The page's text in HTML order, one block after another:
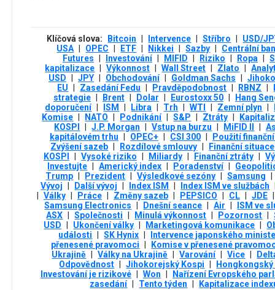
Klíčová slova: Bitcoin Intervence Stříbro
USD/
USA
OPEC ETF Nikkei Sazby
Centrální
Futures
Investování MIFID Riziko Ropa
kapitalizace
Výkonnost Wall Street Zlato
USD
JPY Obchodování Goldman Sachs
EU
Zasedání Fedu Pravděpodobnost RBNZ
strategie
Brent Dolar Eurostoxx 50
Hang
doporučení
ISM Libra Trh WTI Zemní plyn
Komise
NATO Podnikání S&P Ztráty
KOSPI
J.P. Morgan Vstup na burzu MiFID II
kapitálovém trhu
OPEC+ CSI 300
Použití
Zvýšení sazeb
Rozdílové smlouvy
Finanční situace
KOSPI
Vysoké riziko Miliardy Finanční ztráty
Investujte
Americký index Poradenství
Trump
Prezident Výsledkové sezóny Samsung
Vývoj
Další vývoj Index ISM Index ISM ve službách
Války Práce Změny sazeb PEPSICO CL JDE
Samsung Electronics
Dnešní seance Air
ISM ve
ASX
Společnosti Minulá výkonnost Pozornost
USD
Ukončení války Marketingová komunikace
události
SK Hynix
Intervence japonského
přenesené pravomoci
Komise v přenesené
Ukrajině
Války na Ukrajině Varování Vice
Odpovědnost
Jihokorejský Kospi
Hongkongský
Investování je rizikové
Won
Nařízení Evropského
zasedání
Tento týden Kapitalizace